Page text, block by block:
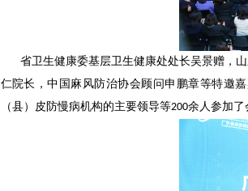
省卫生健康委基层卫生健康处处长吴景赠，
仁院长，中国麻风防治协会顾问申鹏章等特邀
（县）皮防慢病机构的主要领导等200余人参加了